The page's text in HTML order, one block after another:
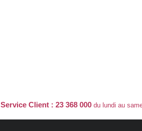
Service Client : 23 368 000du lundi au